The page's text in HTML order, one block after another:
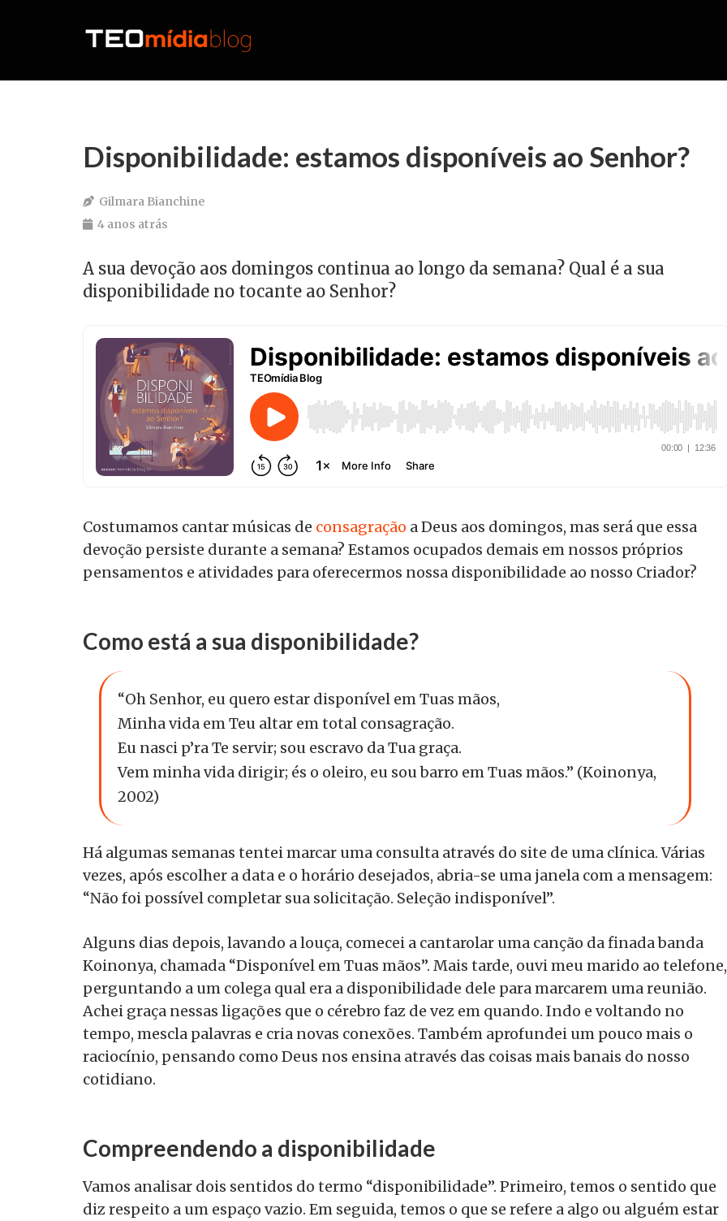
Disponibilidade: estamos disponíveis ao Senhor?
Gilmara Bianchine
4 anos atrás
A sua devoção aos domingos continua ao longo da semana? Qual é a sua
disponibilidade no tocante ao Senhor?
Costumamos cantar músicas de consagração a Deus aos domingos, mas será que essa
devoção persiste durante a semana? Estamos ocupados demais em nossos próprios
pensamentos e atividades para oferecermos nossa disponibilidade ao nosso Criador?
Como está a sua disponibilidade?
“Oh Senhor, eu quero estar disponível em Tuas mãos,
Minha vida em Teu altar em total consagração.
Eu nasci p’ra Te servir; sou escravo da Tua graça.
Vem minha vida dirigir; és o oleiro, eu sou barro em Tuas mãos.” (Koinonya,
2002)
Há algumas semanas tentei marcar uma consulta através do site de uma clínica. Várias
vezes, após escolher a data e o horário desejados, abria-se uma janela com a mensagem:
“Não foi possível completar sua solicitação. Seleção indisponível”.
Alguns dias depois, lavando a louça, comecei a cantarolar uma canção da finada banda
Koinonya, chamada “Disponível em Tuas mãos”. Mais tarde, ouvi meu marido ao telefone,
perguntando a um colega qual era a disponibilidade dele para marcarem uma reunião.
Achei graça nessas ligações que o cérebro faz de vez em quando. Indo e voltando no
tempo, mescla palavras e cria novas conexões. Também aprofundei um pouco mais o
raciocínio, pensando como Deus nos ensina através das coisas mais banais do nosso
cotidiano.
Compreendendo a disponibilidade
Vamos analisar dois sentidos do termo “disponibilidade”. Primeiro, temos o sentido que
diz respeito a um espaço vazio. Em seguida, temos o que se refere a algo ou alguém estar